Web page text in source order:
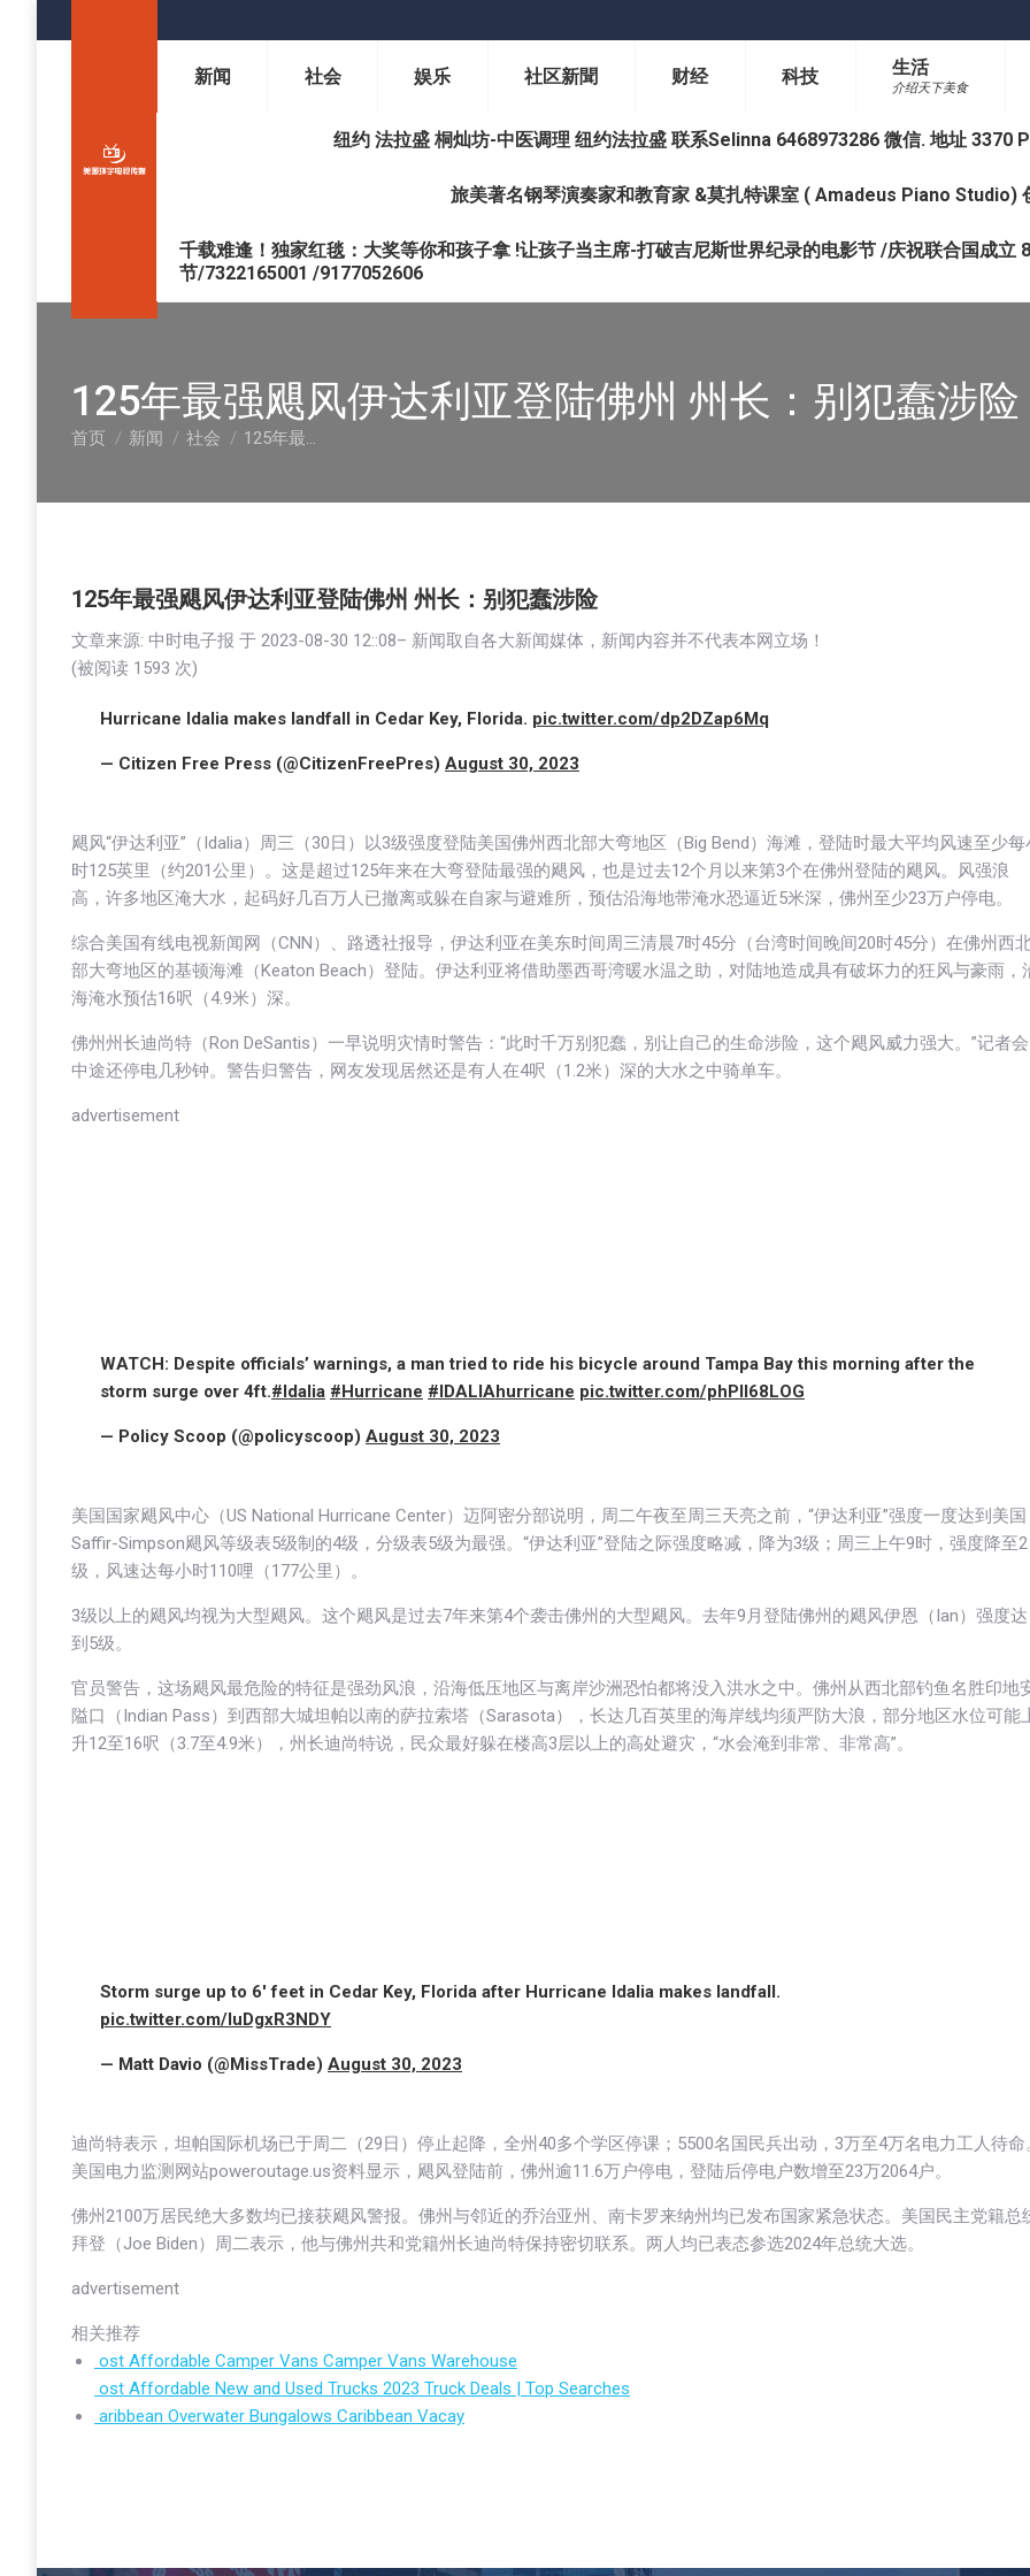
新闻 社会 娱乐 社区新聞 财经 科技 生活
介绍天下美食
纽约 法拉盛 桐灿坊-中医调理 纽约法拉盛 联系Selinna 6468973286 微信. 地址
旅美著名钢琴演奏家和教育家 &莫扎特课室 ( Amadeus Piano Studio)
千载难逢！独家红毯：大奖等你和孩子拿 !让孩子当主席-打破吉尼斯世界纪录的电影节 /庆祝联合国成立
节/7322165001 /9177052606
125年最强飓风伊达利亚登陆佛州 州长：别犯蠢涉险
您在这里：
首页 新闻 社会 125年最…
125年最强飓风伊达利亚登陆佛州 州长：别犯蠢涉险
文章来源: 中时电子报 于 2023-08-30 12::08– 新闻取自各大新闻媒体，新闻内容并不代表本网立场！
(被阅读 1593 次)
Hurricane Idalia makes landfall in Cedar Key, Florida. pic.twitter.com/dp2DZap6Mq
— Citizen Free Press (@CitizenFreePres) August 30, 2023
飓风“伊达利亚”（Idalia）周三（30日）以3级强度登陆美国佛州西北部大弯地区（Big Bend）海滩，登陆时最大平均风速至少每
时125英里（约201公里）。这是超过125年来在大弯登陆最强的飓风，也是过去12个月以来第3个在佛州登陆的飓风。风强浪
高，许多地区淹大水，起码好几百万人已撤离或躲在自家与避难所，预估沿海地带淹水恐逼近5米深，佛州至少23万户停电。
综合美国有线电视新闻网（CNN）、路透社报导，伊达利亚在美东时间周三清晨7时45分（台湾时间晚间20时45分）在佛州西
部大弯地区的基顿海滩（Keaton Beach）登陆。伊达利亚将借助墨西哥湾暖水温之助，对陆地造成具有破坏力的狂风与豪雨，
海淹水预估16呎（4.9米）深。
佛州州长迪尚特（Ron DeSantis）一早说明灾情时警告：“此时千万别犯蠢，别让自己的生命涉险，这个飓风威力强大。”记者会
中途还停电几秒钟。警告归警告，网友发现居然还是有人在4呎（1.2米）深的大水之中骑单车。
advertisement
WATCH: Despite officials’ warnings, a man tried to ride his bicycle around Tampa Bay this morning after the
storm surge over 4ft.#Idalia #Hurricane #IDALIAhurricane pic.twitter.com/phPlI68LOG
— Policy Scoop (@policyscoop) August 30, 2023
美国国家飓风中心（US National Hurricane Center）迈阿密分部说明，周二午夜至周三天亮之前，“伊达利亚”强度一度达到美国
Saffir-Simpson飓风等级表5级制的4级，分级表5级为最强。“伊达利亚”登陆之际强度略减，降为3级；周三上午9时，强度降至2
级，风速达每小时110哩（177公里）。
3级以上的飓风均视为大型飓风。这个飓风是过去7年来第4个袭击佛州的大型飓风。去年9月登陆佛州的飓风伊恩（Ian）强度达
到5级。
官员警告，这场飓风最危险的特征是强劲风浪，沿海低压地区与离岸沙洲恐怕都将没入洪水之中。佛州从西北部钓鱼名胜印地
隘口（Indian Pass）到西部大城坦帕以南的萨拉索塔（Sarasota），长达几百英里的海岸线均须严防大浪，部分地区水位可能
升12至16呎（3.7至4.9米），州长迪尚特说，民众最好躲在楼高3层以上的高处避灾，“水会淹到非常、非常高”。
Storm surge up to 6′ feet in Cedar Key, Florida after Hurricane Idalia makes landfall.
pic.twitter.com/luDgxR3NDY
— Matt Davio (@MissTrade) August 30, 2023
迪尚特表示，坦帕国际机场已于周二（29日）停止起降，全州40多个学区停课；5500名国民兵出动，3万至4万名电力工人待命
美国电力监测网站poweroutage.us资料显示，飓风登陆前，佛州逾11.6万户停电，登陆后停电户数增至23万2064户。
佛州2100万居民绝大多数均已接获飓风警报。佛州与邻近的乔治亚州、南卡罗来纳州均已发布国家紧急状态。美国民主党籍总
拜登（Joe Biden）周二表示，他与佛州共和党籍州长迪尚特保持密切联系。两人均已表态参选2024年总统大选。
advertisement
相关推荐
ost Affordable Camper Vans Camper Vans Warehouse
ost Affordable New and Used Trucks 2023 Truck Deals | Top Searches
aribbean Overwater Bungalows Caribbean Vacay